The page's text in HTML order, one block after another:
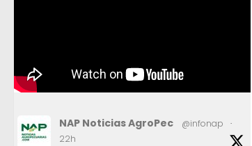
NAP Noticias AgroPec @infonap
·
22h